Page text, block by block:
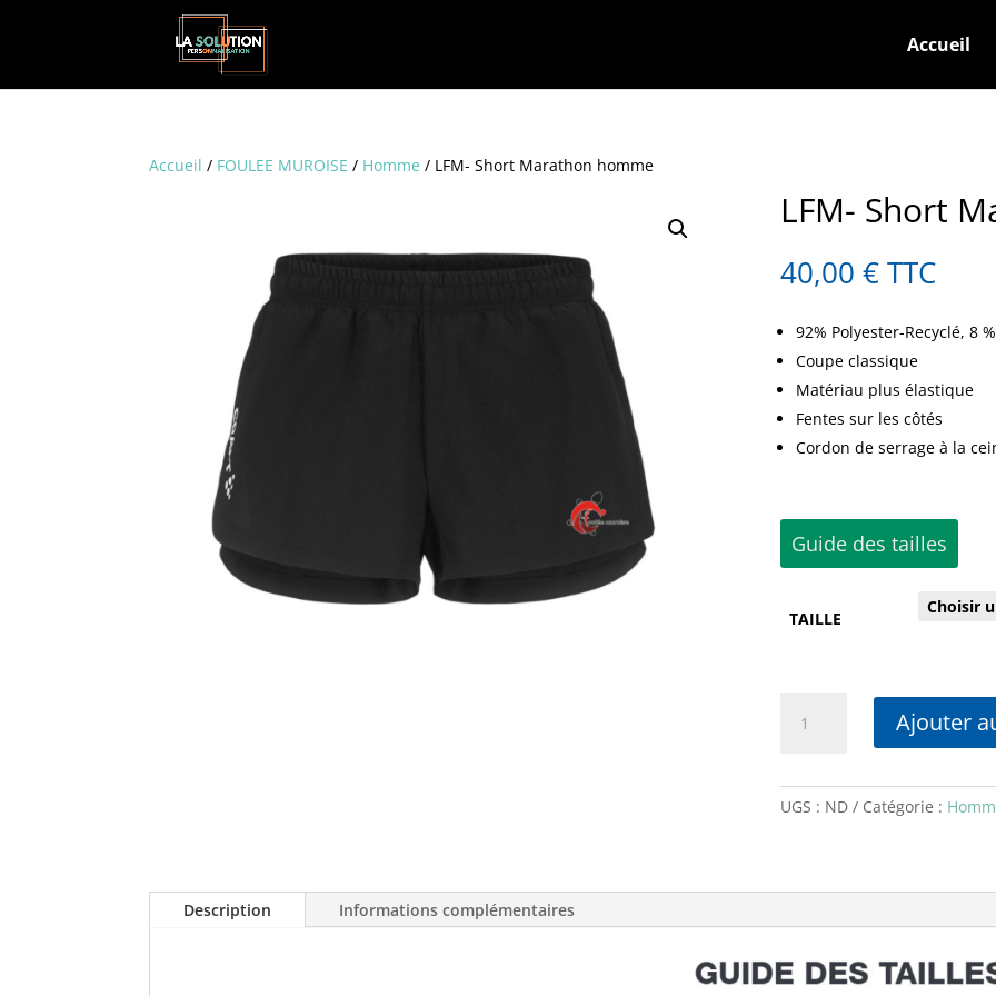
Accueil
Accueil / FOULEE MUROISE / Homme / LFM- Short Marathon homme
LFM- Short
40,00 € TTC
92% Polyester-Recyclé, 8
Coupe classique
Matériau plus élastique
Fentes sur les côtés
Cordon de serrage à la
Guide des tailles
TAILLE
Marathon
Ajouter
UGS : ND Catégorie :
Description Informations complémentaires